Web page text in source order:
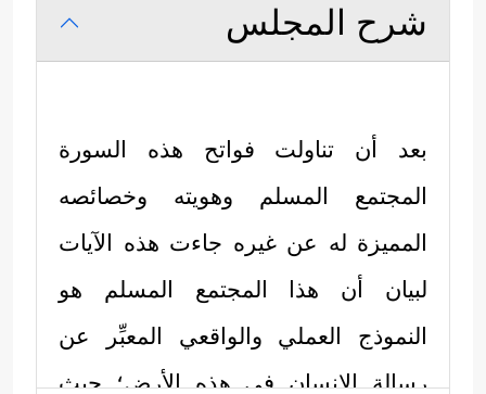
شرح المجلس
بعد أن تناولت فواتح هذه السورة
المجتمع المسلم وهويته وخصائصه
المميزة له عن غيره جاءت هذه الآيات
لبيان أن هذا المجتمع المسلم هو
النموذج العملي والواقعي المعبِّر عن
رسالة الإنسان في هذه الأرض؛ حيث